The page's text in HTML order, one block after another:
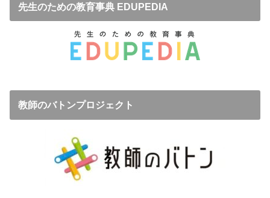
先生のための教育事典 EDUPEDIA
教師のバトンプロジェクト